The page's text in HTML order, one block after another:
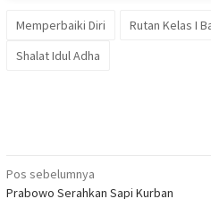
Memperbaiki Diri
Rutan Kelas I
Shalat Idul Adha
Navigasi
Pos sebelumnya
Prabowo Serahkan Sapi Kurban